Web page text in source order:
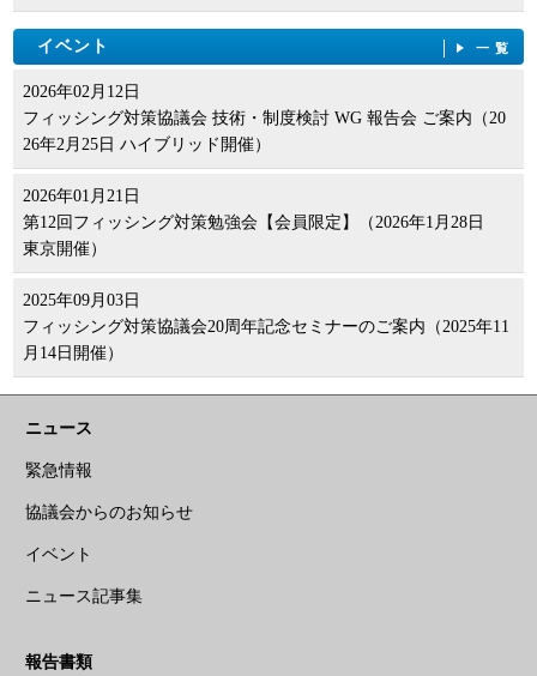
イベント 一覧
2026年02月12日
フィッシング対策協議会 技術・制度検討 WG 報告会 ご案内（20
26年2月25日 ハイブリッド開催）
2026年01月21日
第12回フィッシング対策勉強会【会員限定】（2026年1月28日
東京開催）
2025年09月03日
フィッシング対策協議会20周年記念セミナーのご案内（2025年11
月14日開催）
ニュース
緊急情報
協議会からのお知らせ
イベント
ニュース記事集
報告書類